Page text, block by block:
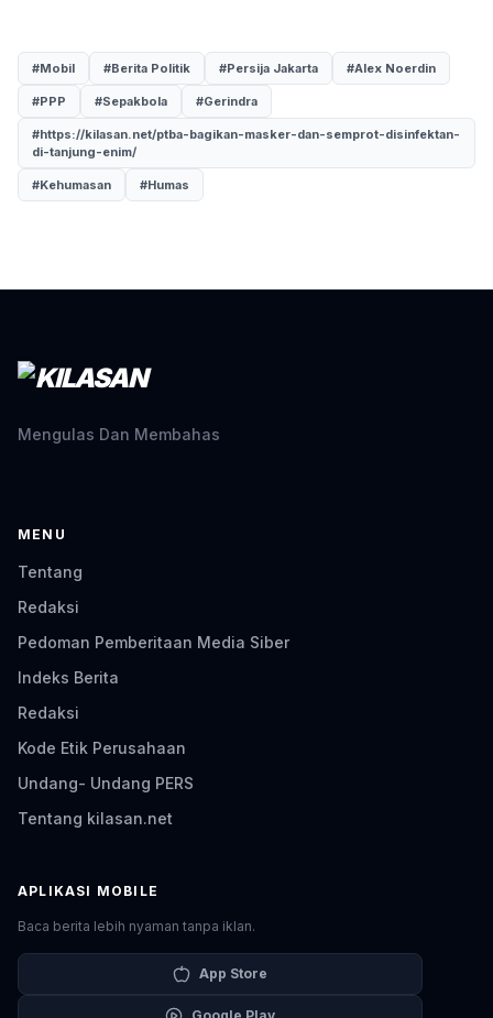
#Mobil #Berita Politik #Persija Jakarta #Alex Noerdin
#PPP #Sepakbola #Gerindra
#https://kilasan.net/ptba-bagikan-masker-dan-semprot-disinfektan-
di-tanjung-enim/
#Kehumasan #Humas
Mengulas Dan Membahas
MENU
Tentang
Redaksi
Pedoman Pemberitaan Media Siber
Indeks Berita
Redaksi
Kode Etik Perusahaan
Undang- Undang PERS
Tentang kilasan.net
APLIKASI MOBILE
Baca berita lebih nyaman tanpa iklan.
App Store